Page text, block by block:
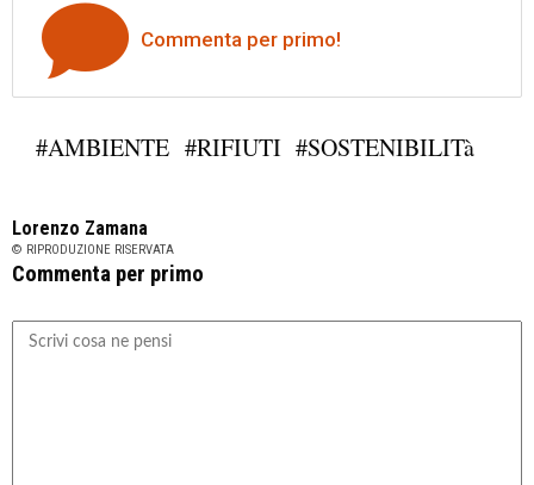
Commenta per primo!
#AMBIENTE #RIFIUTI #SOSTENIBILITà
Lorenzo Zamana
© RIPRODUZIONE RISERVATA
Commenta per primo